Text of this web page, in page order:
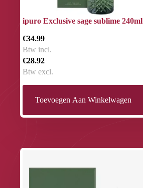
ipuro Exclusive sage sublime 240ml
€34.99
Btw incl.
€28.92
Btw excl.
Toevoegen Aan Winkelwagen